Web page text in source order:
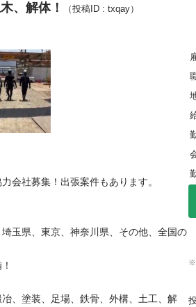
、解体！
（投稿ID : txqay）
会社募集！出張案件もあります。
玉県、東京、神奈川県、その他、全国の
、塗装、足場、鉄骨、外構、土工、解
※